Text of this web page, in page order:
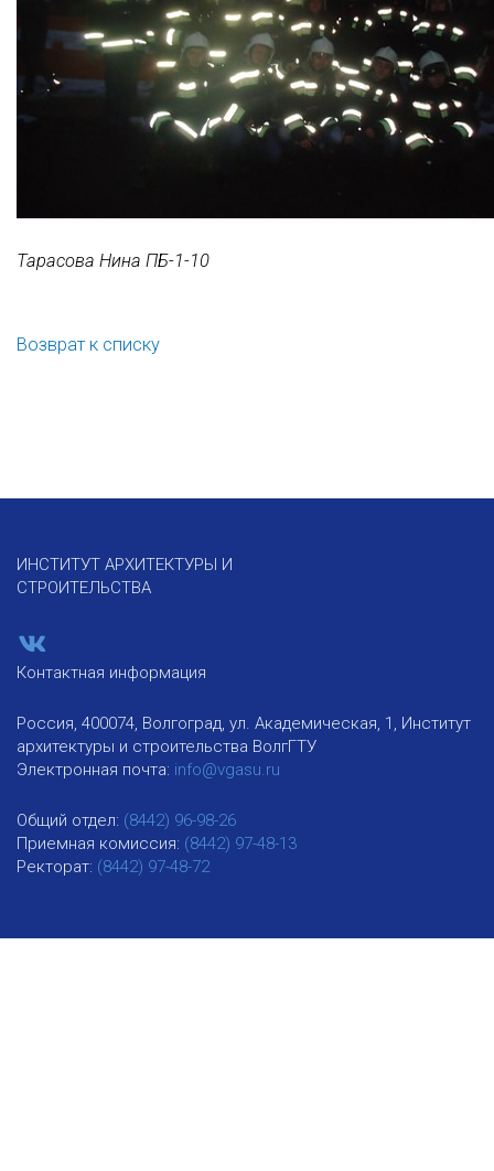
Тарасова Нина ПБ-1-10
Возврат к списку
ИНСТИТУТ АРХИТЕКТУРЫ И
СТРОИТЕЛЬСТВА
Контактная информация
Россия, 400074, Волгоград, ул. Академическая, 1, Институт
архитектуры и строительства ВолгГТУ
Электронная почта: info@vgasu.ru
Общий отдел: (8442) 96-98-26
Приемная комиссия: (8442) 97-48-13
Ректорат: (8442) 97-48-72